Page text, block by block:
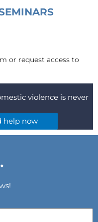
or request access to
violence is never
help now